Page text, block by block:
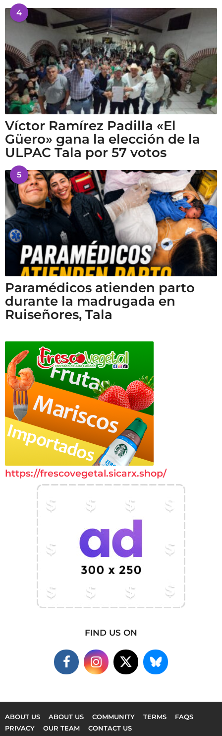
4
Víctor Ramírez Padilla «El
Güero» gana la elección de la
ULPAC Tala por 57 votos
5
Paramédicos atienden parto
durante la madrugada en
Ruiseñores, Tala
https://frescovegetal.sicarx.shop/
FIND US ON
ABOUT US ABOUT US COMMUNITY TERMS
FAQS
PRIVACY
OUR TEAM CONTACT US